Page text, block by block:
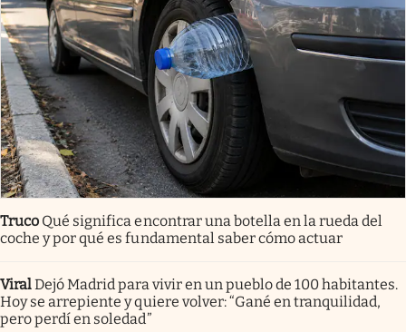
Truco Qué significa encontrar una botella en la rueda del
coche y por qué es fundamental saber cómo actuar
ViralDejó Madrid para vivir en un pueblo de 100 habitantes.
Hoy se arrepiente y quiere volver: “Gané en tranquilidad,
pero perdí en soledad”